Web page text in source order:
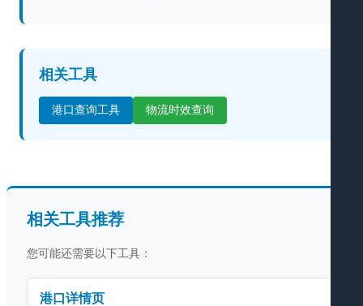
相关工具
港口查询工具 物流时效查询
相关工具推荐
您可能还需要以下工具：
港口详情页